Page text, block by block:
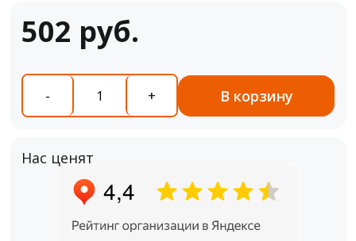
502 руб.
- + В корзину
Нас ценят